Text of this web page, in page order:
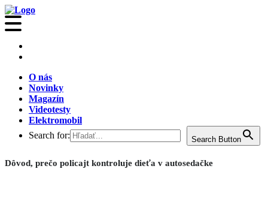
O nás
Novinky
Magazín
Videotesty
Elektromobil
Search for:
Search Button
Dôvod, prečo policajt kontroluje dieťa v autosedačke